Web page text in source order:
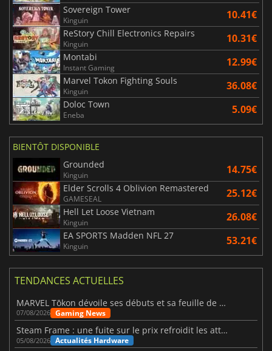
Sovereign Tower
Kinguin 10.41€
ReStory Chill Electronics Repairs
Kinguin 10.31€
Montabi
Instant Gaming 12.99€
Marvel Tokon Fighting Souls
Kinguin 36.08€
Doloc Town
Eneba 5.09€
BIENTÔT DISPONIBLE
Grounded
Kinguin 14.75€
Elder Scrolls 4 Oblivion Remastered
GAMESEAL 25.12€
Hell Let Loose Vietnam
Kinguin 26.08€
EA SPORTS Madden NFL 27
Kinguin 53.21€
TENDANCES ACTUELLES
MARVEL Tōkon dévoile ses débuts et sa feuille de route
07/08/2026 Gaming News
Steam Frame : une fuite sur le prix refroidit les attentes VR
05/08/2026 Actualités Hardware